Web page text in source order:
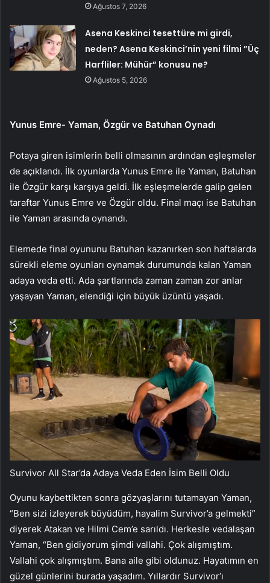
Ağustos 7, 2026
Asena Keskinci tesettüre mi girdi,
neden? Asena Keskinci’nin yeni filmi ”Üç
Harfliler: Mühür” konusu ne?
Ağustos 5, 2026
Yunus Emre- Yaman, Özgür ve Batuhan Oynadı
Potaya giren isimlerin belli olmasının ardından eşleşmeler
de açıklandı. İlk oyunlarda Yunus Emre ile Yaman, Batuhan
ile Özgür karşı karşıya geldi. İlk eşleşmelerde galip gelen
taraftar Yunus Emre ve Özgür oldu. Final maçı ise Batuhan
ile Yaman arasında oynandı.
Elemede final oyununu Batuhan kazanırken son haftalarda
sürekli eleme oyunları oynamak durumunda kalan Yaman
adaya veda etti. Ada şartlarında zaman zaman zor anlar
yaşayan Yaman, elendiği için büyük üzüntü yaşadı.
Survivor All Star’da Adaya Veda Eden İsim Belli Oldu
Oyunu kaybettikten sonra gözyaşlarını tutamayan Yaman,
“Ben sizi izleyerek büyüdüm, hayalim Survivor’a gelmekti”
diyerek Atakan ve Hilmi Cem’e sarıldı. Herkesle vedalaşan
Yaman, “Ben gidiyorum şimdi vallahi. Çok alışmıştım.
Vallahi çok alışmıştım. Bana aile gibi oldunuz. Hayatımın en
güzel günlerini burada yaşadım. Yıllardır Survivor’ı